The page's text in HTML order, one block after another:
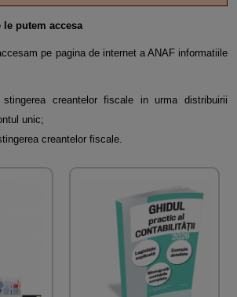
putem accesa
pe pagina de internet a ANAF informatiile
stingerea creantelor fiscale in urma distribuirii
unic;
creantelor fiscale.